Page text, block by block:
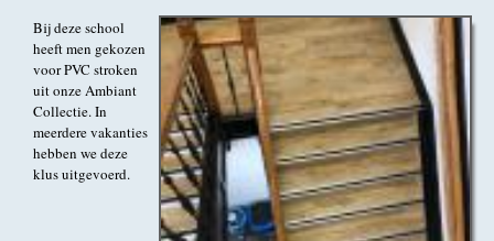
Bij deze school
heeft men gekozen
voor PVC stroken
uit onze Ambiant
Collectie. In
meerdere vakanties
hebben we deze
klus uitgevoerd.